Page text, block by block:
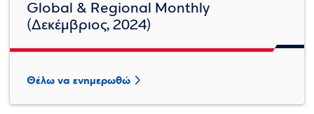
Global & Regional Monthly
(Δεκέμβριος, 2024)
Θέλω να ενημερωθώ